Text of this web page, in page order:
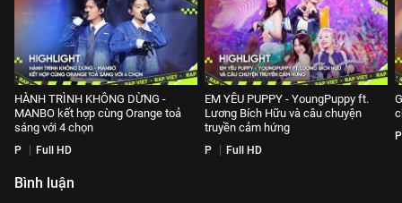
HÀNH TRÌNH KHÔNG DỪNG -
MANBO kết hợp cùng Orange toả
sáng với 4 chọn
P Full HD
EM YÊU PUPPY - YoungPuppy ft.
Lương Bích Hữu và câu chuyện
truyền cảm hứng
P Full HD
P
Bình luận